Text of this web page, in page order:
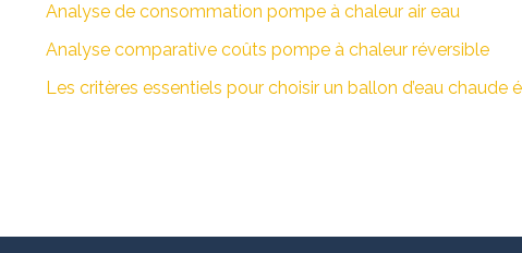
Analyse de consommation pompe à chaleur air eau
Analyse comparative coûts pompe à chaleur réversible
Les critères essentiels pour choisir un ballon d’eau chaude